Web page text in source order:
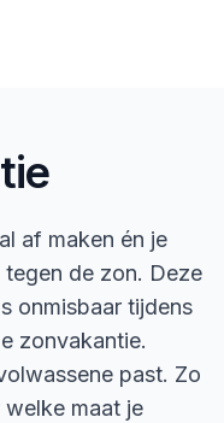
af maken én je
de zon. Deze
onmisbaar tijdens
zonvakantie.
past. Zo
maat je